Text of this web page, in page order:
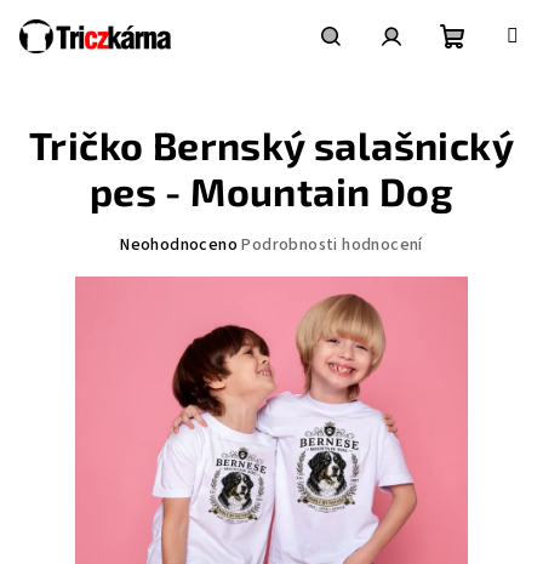
obsah
košík
Tričko Bernský salašnický
pes - Mountain Dog
Průměrné
hvězdiček.
Neohodnoceno Podrobnosti hodnocení